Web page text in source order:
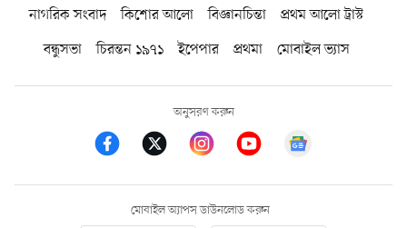
নাগরিক সংবাদ কিশোর আলো বিজ্ঞানচিন্তা
প্রথম আলো ট্রাস্ট
বন্ধুসভা
চিরন্তন ১৯৭১ ইপেপার প্রথমা মোবাইল ভ্যাস
অনুসরণ করুন
মোবাইল অ্যাপস ডাউনলোড করুন